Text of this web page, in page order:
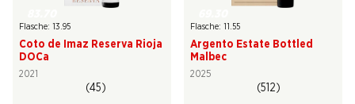
Flasche: 13.95
Coto de Imaz Reserva Rioja
DOCa
2021
(45)
Flasche: 11.55
Argento Estate Bottled
Malbec
2025
(512)